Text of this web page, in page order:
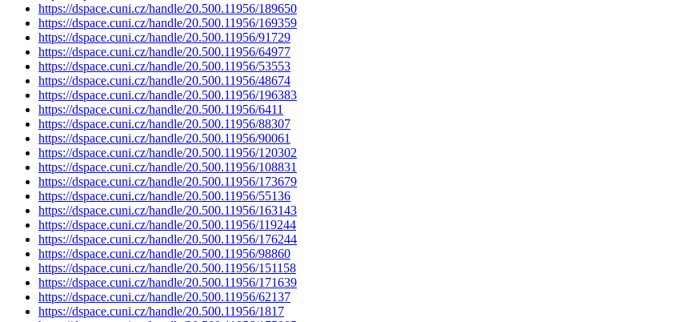
https://dspace.cuni.cz/handle/20.500.11956/189650
https://dspace.cuni.cz/handle/20.500.11956/169359
https://dspace.cuni.cz/handle/20.500.11956/91729
https://dspace.cuni.cz/handle/20.500.11956/64977
https://dspace.cuni.cz/handle/20.500.11956/53553
https://dspace.cuni.cz/handle/20.500.11956/48674
https://dspace.cuni.cz/handle/20.500.11956/196383
https://dspace.cuni.cz/handle/20.500.11956/6411
https://dspace.cuni.cz/handle/20.500.11956/88307
https://dspace.cuni.cz/handle/20.500.11956/90061
https://dspace.cuni.cz/handle/20.500.11956/120302
https://dspace.cuni.cz/handle/20.500.11956/108831
https://dspace.cuni.cz/handle/20.500.11956/173679
https://dspace.cuni.cz/handle/20.500.11956/55136
https://dspace.cuni.cz/handle/20.500.11956/163143
https://dspace.cuni.cz/handle/20.500.11956/119244
https://dspace.cuni.cz/handle/20.500.11956/176244
https://dspace.cuni.cz/handle/20.500.11956/98860
https://dspace.cuni.cz/handle/20.500.11956/151158
https://dspace.cuni.cz/handle/20.500.11956/171639
https://dspace.cuni.cz/handle/20.500.11956/62137
https://dspace.cuni.cz/handle/20.500.11956/1817